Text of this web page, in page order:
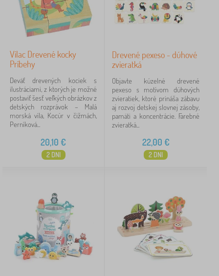
Vilac Drevené kocky
Príbehy
Deväť drevených kociek s
ilustráciami, z ktorých je možné
postaviť šesť veľkých obrázkov z
detských rozprávok – Malá
morská víla, Kocúr v čižmách,
Perníková...
20,10 €
2 DNI
Drevené pexeso - dúhové
zvieratká
Objavte kúzelné drevené
pexeso s motívom dúhových
zvieratiek, ktoré prináša zábavu
aj rozvoj detskej slovnej zásoby,
pamäti a koncentrácie. Farebné
zvieratká...
22,00 €
2 DNI